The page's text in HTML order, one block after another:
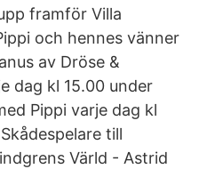
framför Villa
och hennes vänner
av Dröse &
dag kl 15.00 under
Pippi varje dag kl
till
Värld - Astrid